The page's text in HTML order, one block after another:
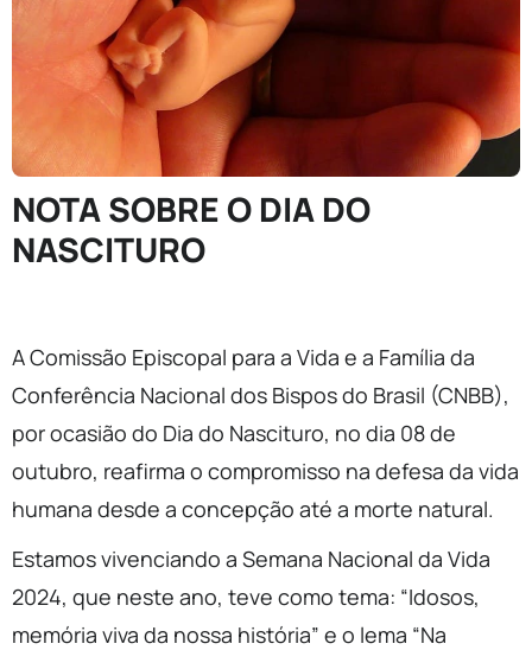
NOTA SOBRE O DIA DO
NASCITURO
A Comissão Episcopal para a Vida e a Família da
Conferência Nacional dos Bispos do Brasil (CNBB),
por ocasião do Dia do Nascituro, no dia 08 de
outubro, reafirma o compromisso na defesa da vida
humana desde a concepção até a morte natural.
Estamos vivenciando a Semana Nacional da Vida
2024, que neste ano, teve como tema: “Idosos,
memória viva da nossa história” e o lema “Na